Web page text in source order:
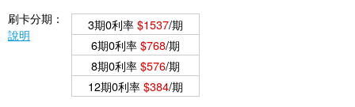
刷卡分期：
說明
3期0利率$1537/期
6期0利率$768/期
8期0利率$576/期
12期0利率$384/期